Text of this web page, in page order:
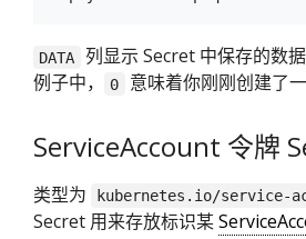
DATA
列显示 Secret 中保存的数
例子中，
0 意味着你刚刚创建了
ServiceAccount 令牌
类型为 kubernetes.io/service-
Secret 用来存放标识某